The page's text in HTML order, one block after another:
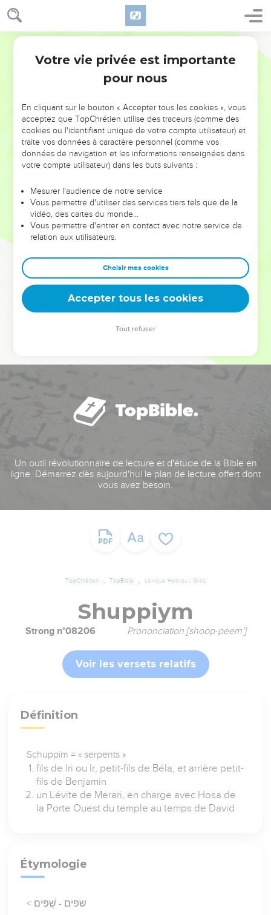
NE MANQUEZ PAS L’ÉVÉNEMENT
DE L’ANNÉE !
ET SI LEURS ERREURS POUVAIENT VOUS ÉVITER LES
VOTRES ?
leur foi ou leur vision. Mais on voit moins les doutes, les erreurs
et les saisons difficiles qu'ils ont traversés, alors même que ce
sont elles qui les ont façonnés.
Dans cette conférence, leaders, entrepreneurs, et responsables
clés pour avancer avec plus de sagesse afin que leurs erreurs
deviennent vos tremplins. Que vous guidiez un ministère, une
équipe, un groupe ou une famille, leur expérience est faite
Un outil révolutionnaire de lecture et d'étude de la Bible en
ligne. Démarrez dès aujourd'hui le plan de lecture offert dont
vous avez besoin.
TopChrétien TopBible Lexique Hébreu / Grec
Shuppiym
Strong n°08206 Prononciation [shoop-peem']
Voir les versets relatifs
Définition
Schuppim = « serpents »
fils de Iri ou Ir, petit-fils de Béla, et arrière petit-
fils de Benjamin
un Lévite de Merari, en charge avec Hosa de
la Porte Ouest du temple au temps de David
Étymologie
< שפים - שֻׁפִּים
Votre vie privée est importante
pour nous
En cliquant sur le bouton « Accepter tous les cookies », vous
acceptez que TopChrétien utilise des traceurs (comme des
cookies ou l'identifiant unique de votre compte utilisateur) et
traite vos données à caractère personnel (comme vos
données de navigation et les informations renseignées dans
votre compte utilisateur) dans les buts suivants :
Mesurer l'audience de notre service
Vous permettre d'utiliser des services tiers tels que de la
vidéo, des cartes du monde…
Vous permettre d'entrer en contact avec notre service de
relation aux utilisateurs.
Choisir mes cookies
Accepter tous les cookies
Tout refuser